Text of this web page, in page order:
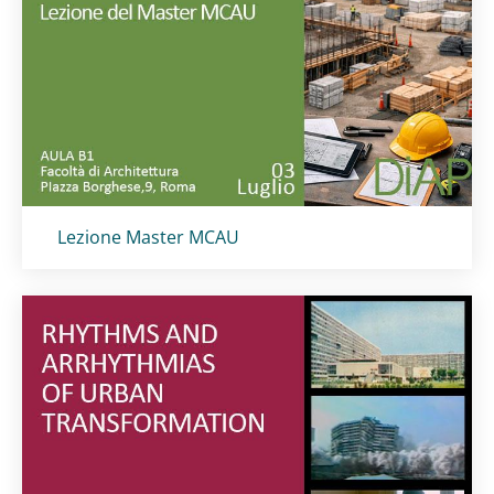
Titolo card:
Lezione Master MCAU